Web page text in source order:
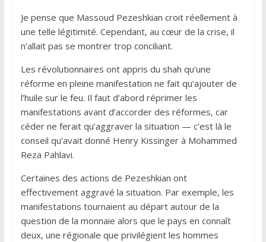
Je pense que Massoud Pezeshkian croit réellement à
une telle légitimité. Cependant, au cœur de la crise, il
n’allait pas se montrer trop conciliant.
Les révolutionnaires ont appris du shah qu’une
réforme en pleine manifestation ne fait qu’ajouter de
l’huile sur le feu. Il faut d’abord réprimer les
manifestations avant d’accorder des réformes, car
céder ne ferait qu’aggraver la situation — c’est là le
conseil qu’avait donné Henry Kissinger à Mohammed
Reza Pahlavi.
Certaines des actions de Pezeshkian ont
effectivement aggravé la situation. Par exemple, les
manifestations tournaient au départ autour de la
question de la monnaie alors que le pays en connaît
deux, une régionale que privilégient les hommes